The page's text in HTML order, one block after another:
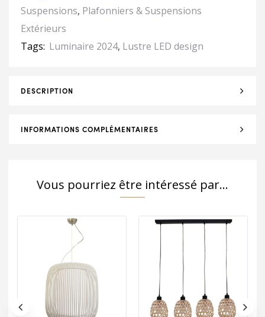
Suspensions, Plafonniers & Suspensions
Extérieurs
Tags: Luminaire 2024, Lustre LED design
DESCRIPTION
INFORMATIONS COMPLÉMENTAIRES
Vous pourriez être intéressé par...